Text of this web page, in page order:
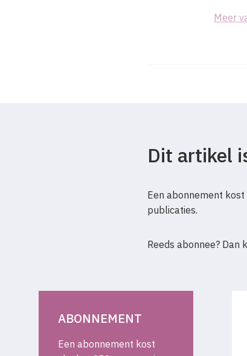
Meer
Dit artikel
Een abonnement
publicaties.
Reeds abonnee? Dan
ABONNEMENT
Een abonnement kost